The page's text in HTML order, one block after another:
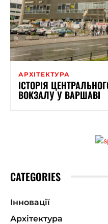
АРХІТЕКТУРА
ІСТОРІЯ
ВОКЗАЛУ У ВАРШАВІ
CATEGORIES
Інновації
Архітектура